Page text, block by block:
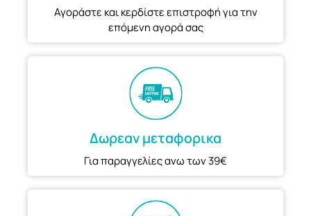
Αγοράστε και κερδίστε επιστροφή για την
επόμενη αγορά σας
Δωρεαν μεταφορικα
Για παραγγελίες ανω των 39€